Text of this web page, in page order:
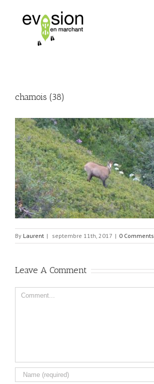
chamois (38)
By Laurent | septembre 11th, 2017 | 0 Comments
Leave A Comment
Comment